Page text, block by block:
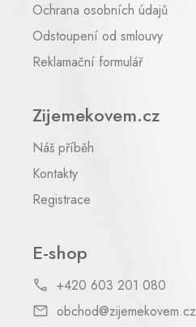
Ochrana osobních údajů
Odstoupení od smlouvy
Reklamační formulář
Zijemekovem.cz
Náš příběh
Kontakty
Registrace
E-shop
+420 603 201 080
obchod@zijemekovem.cz